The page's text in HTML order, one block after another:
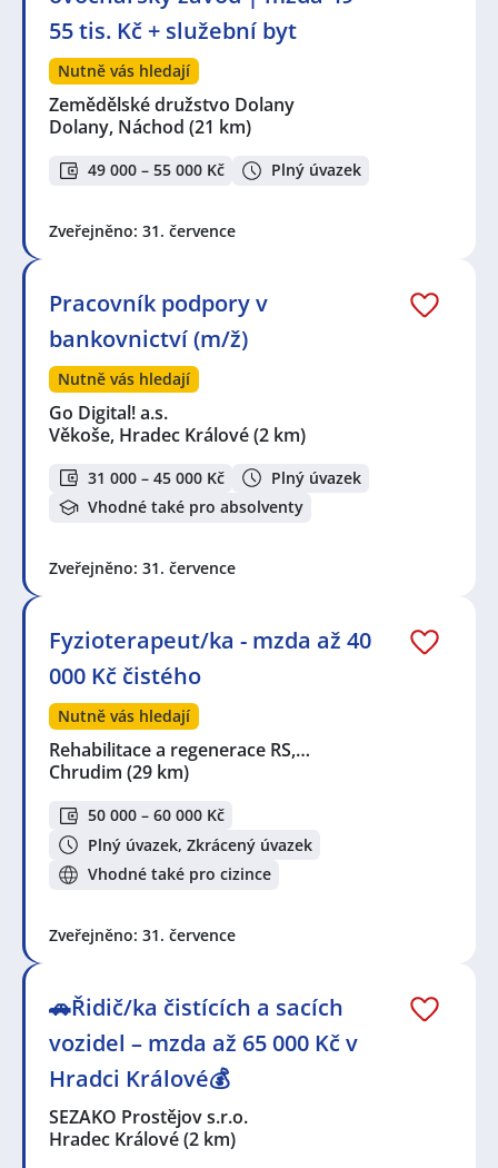
55 tis. Kč + služební byt
Nutně vás hledají
Zemědělské družstvo Dolany
Dolany, Náchod (21 km)
49 000 – 55 000 Kč Plný úvazek
Zveřejněno: 31. července
Pracovník podpory v
bankovnictví (m/ž)
Nutně vás hledají
Go Digital! a.s.
Věkoše, Hradec Králové(2 km)
31 000 – 45 000 Kč
Plný úvazek
Vhodné také pro absolventy
Zveřejněno: 31. července
Fyzioterapeut/ka - mzda až 40
000 Kč čistého
Nutně vás hledají
Rehabilitace a regenerace RS,…
Chrudim (29 km)
50 000 – 60 000 Kč
Plný úvazek, Zkrácený úvazek
Vhodné také pro cizince
Zveřejněno: 31. července
🚗Řidič/ka čistících a sacích
vozidel – mzda až 65 000 Kč v
Hradci Králové💰
SEZAKO Prostějov s.r.o.
Hradec Králové(2 km)